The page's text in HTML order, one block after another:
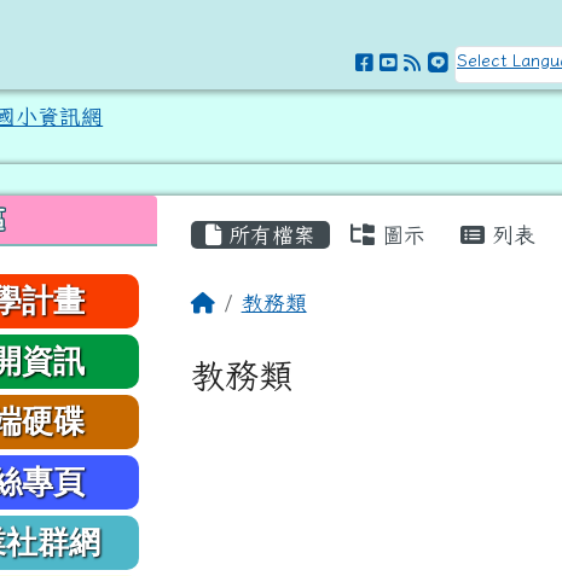
Select
小資訊網
計畫
資訊
硬碟
專頁
群網
主內容區域
所有檔案 圖示 列表
回首頁
教務類
教務類